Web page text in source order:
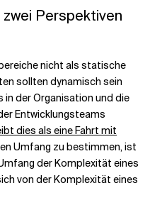
Perspektiven
nicht als statische
sollten dynamisch sein
in der Organisation und die
Entwicklungsteams
dies als eine Fahrt mit
Umfang zu bestimmen, ist
der Komplexität eines
von der Komplexität eines